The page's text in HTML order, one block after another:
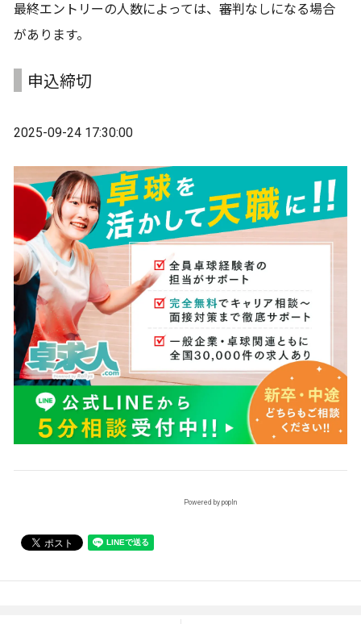
最終エントリーの人数によっては、審判なしになる場合
があります。
申込締切
2025-09-24 17:30:00
Powered by popIn